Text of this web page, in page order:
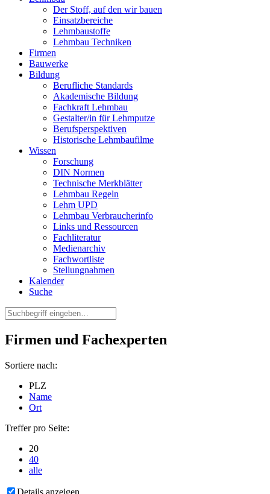
Der Stoff, auf den wir bauen
Einsatzbereiche
Lehmbaustoffe
Lehmbau Techniken
Firmen
Bauwerke
Bildung
Berufliche Standards
Akademische Bildung
Fachkraft Lehmbau
Gestalter/in für Lehmputze
Berufsperspektiven
Historische Lehmbaufilme
Wissen
Forschung
DIN Normen
Technische Merkblätter
Lehmbau Regeln
Lehm UPD
Lehmbau Verbraucherinfo
Links und Ressourcen
Fachliteratur
Medienarchiv
Fachwortliste
Stellungnahmen
Kalender
Suche
Firmen und Fachexperten
Sortiere nach:
PLZ
Name
Ort
Treffer pro Seite:
20
40
alle
Details anzeigen